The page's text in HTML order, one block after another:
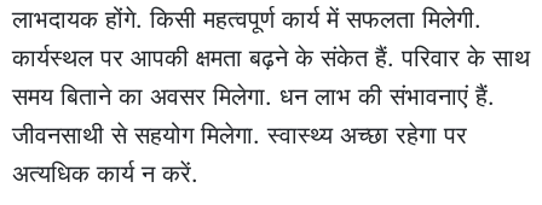
लाभदायक होंगे. किसी महत्वपूर्ण कार्य में सफलता मिलेगी.
कार्यस्थल पर आपकी क्षमता बढ़ने के संकेत हैं. परिवार के साथ
समय बिताने का अवसर मिलेगा. धन लाभ की संभावनाएं हैं.
जीवनसाथी से सहयोग मिलेगा. स्वास्थ्य अच्छा रहेगा पर
अत्यधिक कार्य न करें.